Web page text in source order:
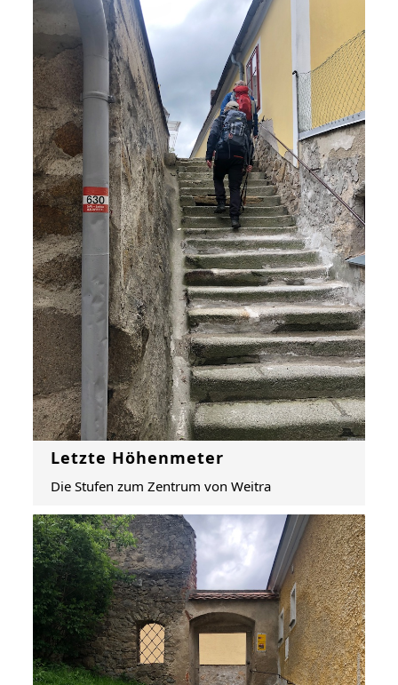
Letzte Höhenmeter
Die Stufen zum Zentrum von Weitra